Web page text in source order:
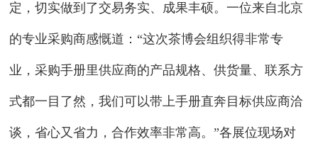
定，切实做到了交易务实、成果丰硕。一位来自北京
的专业采购商感慨道：“这次茶博会组织得非常专
业，采购手册里供应商的产品规格、供货量、联系方
式都一目了然，我们可以带上手册直奔目标供应商洽
谈，省心又省力，合作效率非常高。”各展位现场对